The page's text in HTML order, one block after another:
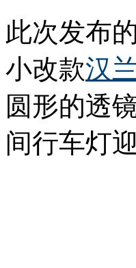
此次发布
小改款汉
圆形的透
间行车灯